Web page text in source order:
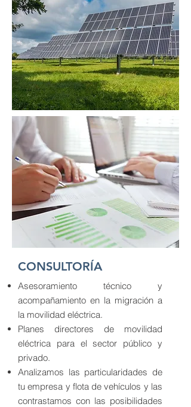
CONSULTORÍA
Asesoramiento técnico y
acompañamiento en la migración a
la movilidad eléctrica.
Planes directores de movilidad
eléctrica para el sector público y
privado.
Analizamos las particularidades de
tu empresa y flota de vehículos y las
contrastamos con las posibilidades